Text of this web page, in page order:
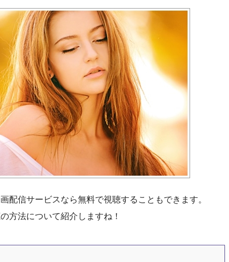
配信サービスなら無料で視聴することもできます。
方法について紹介しますね！